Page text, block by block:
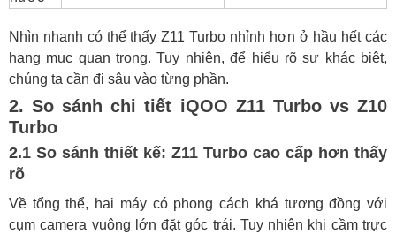
Nhìn nhanh có thể thấy Z11 Turbo nhỉnh hơn ở hầu hết các
hạng mục quan trọng. Tuy nhiên, để hiểu rõ sự khác biệt,
chúng ta cần đi sâu vào từng phần.
2. So sánh chi tiết iQOO Z11 Turbo vs Z10
Turbo
2.1 So sánh thiết kế: Z11 Turbo cao cấp hơn thấy
rõ
Về tổng thể, hai máy có phong cách khá tương đồng với
cụm camera vuông lớn đặt góc trái. Tuy nhiên khi cầm trực